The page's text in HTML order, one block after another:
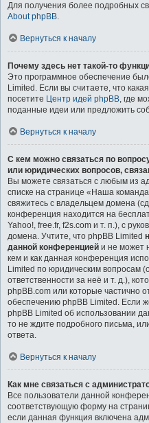
Для получения более подробных
About phpBB.
Вернуться к началу
Почему здесь нет такой-то
Это программное обеспечение
Limited. Если вы считаете, что
посетите Центр идей phpBB, где
поданные идеи или предложить
Вернуться к началу
С кем можно связаться по
или юридических вопросов,
Вы можете связаться с любым из
списке на странице «Наша
свяжитесь с владельцем домена
конференция находится на
Yahoo!, free.fr, f2s.com и т. п.), с
домена. Учтите, что phpBB Limited
данной конференцией и не может
кем и как данная конференция
Limited по юридическим вопросам
ответственности за неё и т. д.),
phpBB.com или которые частично
обеспечению phpBB Limited. Если
phpBB Limited об использовании
то не ждите подробного письма,
ответа.
Вернуться к началу
Как мне связаться с
Все пользователи данной
соответствующую форму на
если данная функция включена